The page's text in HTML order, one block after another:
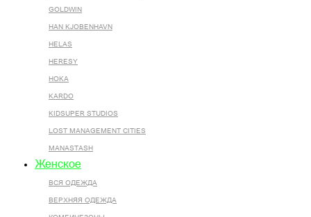
GOLDWIN
HAN KJOBENHAVN
HELAS
HERESY
HOKA
KARDO
KIDSUPER STUDIOS
LOST MANAGEMENT CITIES
MANASTASH
Женское
ВСЯ ОДЕЖДА
ВЕРХНЯЯ ОДЕЖДА